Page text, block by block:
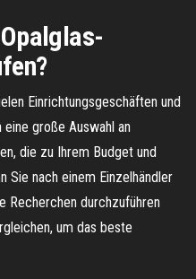
Einrichtungsgeschäften und
eine große Auswahl an
die zu Ihrem Budget und
Sie nach einem Einzelhändler
Recherchen durchzuführen
um das beste